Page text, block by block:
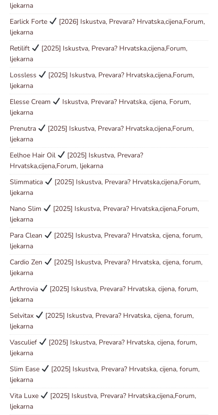
ljekarna
Earlick Forte
[2026] Iskustva, Prevara? Hrvatska,cijena,Forum,
ljekarna
Retilift
[2025] Iskustva, Prevara? Hrvatska,cijena,Forum,
ljekarna
Lossless
[2025] Iskustva, Prevara? Hrvatska,cijena,Forum,
ljekarna
Elesse Cream
Iskustva, Prevara? Hrvatska, cijena, Forum,
ljekarna
Prenutra
[2025] Iskustva, Prevara? Hrvatska,cijena,Forum,
ljekarna
Eelhoe Hair Oil
[2025] Iskustva, Prevara?
Hrvatska,cijena,Forum, ljekarna
Slimmatica
[2025] Iskustva, Prevara? Hrvatska,cijena,Forum,
ljekarna
Nano Slim
[2025] Iskustva, Prevara? Hrvatska,cijena,Forum,
ljekarna
Para Clean
[2025] Iskustva, Prevara? Hrvatska, cijena, forum,
ljekarna
Cardio Zen
[2025] Iskustva, Prevara? Hrvatska, cijena, forum,
ljekarna
Arthrovia
[2025] Iskustva, Prevara? Hrvatska, cijena, forum,
ljekarna
Selvitax
[2025] Iskustva, Prevara? Hrvatska, cijena, forum,
ljekarna
Vasculief
[2025] Iskustva, Prevara? Hrvatska, cijena, forum,
ljekarna
Slim Ease
[2025] Iskustva, Prevara? Hrvatska, cijena, forum,
ljekarna
Vita Luxe
[2025] Iskustva, Prevara? Hrvatska,cijena,Forum,
ljekarna